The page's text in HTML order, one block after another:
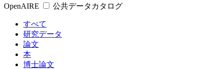
OpenAIRE
公共データカタログ
すべて
研究データ
論文
本
博士論文